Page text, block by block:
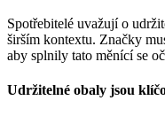
Spotřebitelé uvažují o
širším kontextu. Značky
aby splnily tato měnící se
Udržitelné obaly jsou